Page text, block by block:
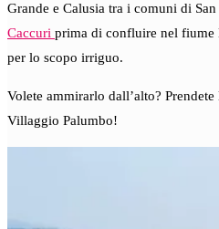
Grande e Calusia tra i comuni di
Caccuri prima di confluire nel fiume
per lo scopo irriguo.
Volete ammirarlo dall’alto?
Villaggio Palumbo!